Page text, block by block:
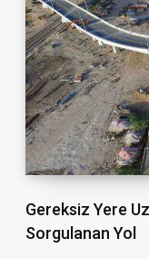
Gereksiz Yere
Sorgulanan Yol